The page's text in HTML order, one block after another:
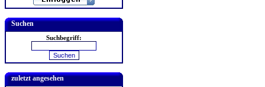
Suchen
Suchbegriff:
zuletzt angesehen